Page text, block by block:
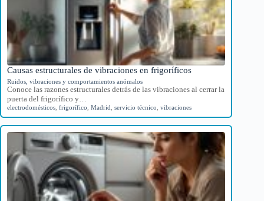
Causas estructurales de vibraciones en frigoríficos
Ruidos, vibraciones y comportamientos anómalos
Conoce las razones estructurales detrás de las vibraciones al cerrar la
puerta del frigorífico y…
electrodomésticos frigorífico Madrid servicio técnico vibraciones